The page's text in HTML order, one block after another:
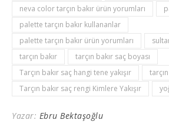
neva color tarçın bakır ürün yorumları
palette tarçın bakır kullananlar
palette tarçın bakır ürün yorumları
tarçın bakır
tarçın bakır saç boyası
Tarçın bakır saç hangi tene yakışır
Tarçın bakır saç rengi Kimlere Yakışır
Yazar: Ebru Bektaşoğlu